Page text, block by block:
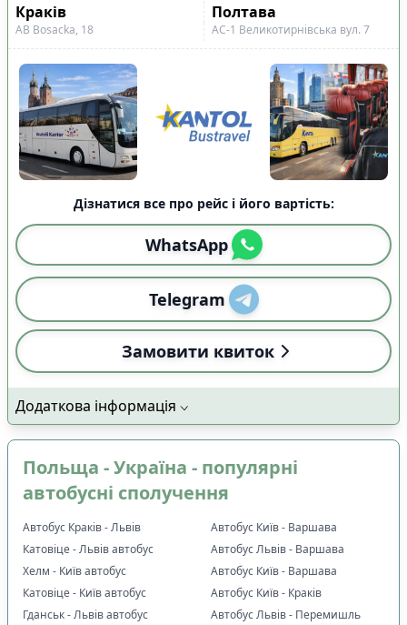
Краків
Полтава
АВ Bosacka, 18 АС-1 Великотирнівська вул. 7
Дізнатися все про рейс і його вартість:
WhatsApp
Telegram
Замовити квиток
Додаткова інформація
Польща - Україна - популярні
автобусні сполучення
Автобус Краків - Львів
Катовіце - Львів автобус
Хелм - Київ автобус
Катовіце - Київ автобус
Гданськ - Львів автобус
Автобус Київ - Варшава
Автобус Львів - Варшава
Автобус Київ - Варшава
Автобус Київ - Краків
Автобус Львів - Перемишль